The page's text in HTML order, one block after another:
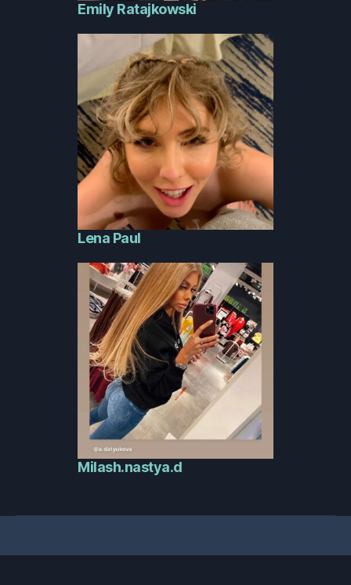
Emily Ratajkowski
Lena Paul
Milash.nastya.d